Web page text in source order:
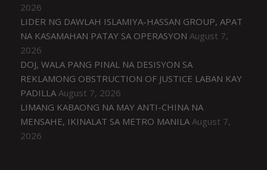
2026
LIDER NG DAWLAH ISLAMIYA-HASSAN GROUP, APAT
NA KASAMAHAN PATAY SA OPERASYON August 7,
2026
DOJ, WALA PANG PINAL NA DESISYON SA
REKLAMONG OBSTRUCTION OF JUSTICE LABAN KAY
PADILLA August 7, 2026
LIMANG KABAONG NA MAY ANTI-CHINA NA
MENSAHE, IKINALAT SA METRO MANILA August 7,
2026